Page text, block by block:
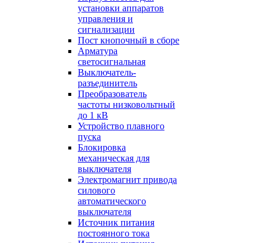
установки аппаратов
управления и
сигнализации
Пост кнопочный в сборе
Арматура
светосигнальная
Выключатель-
разъединитель
Преобразователь
частоты низковольтный
до 1 кВ
Устройство плавного
пуска
Блокировка
механическая для
выключателя
Электромагнит привода
силового
автоматического
выключателя
Источник питания
постоянного тока